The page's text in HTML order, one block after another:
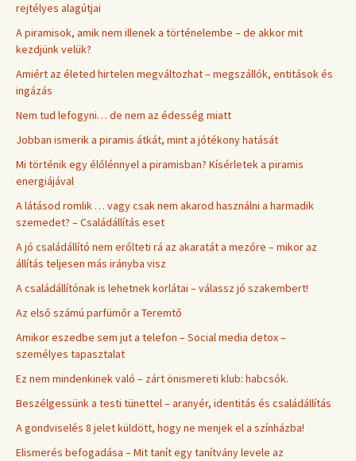
rejtélyes alagútjai
A piramisok, amik nem illenek a történelembe – de akkor mit
kezdjünk velük?
Amiért az életed hirtelen megváltozhat – megszállók, entitások és
ingázás
Nem tud lefogyni… de nem az édesség miatt
Jobban ismerik a piramis átkát, mint a jótékony hatását
Mi történik egy élőlénnyel a piramisban? Kísérletek a piramis
energiájával
A látásod romlik … vagy csak nem akarod használni a harmadik
szemedet? – Családállítás eset
A jó családállító nem erőlteti rá az akaratát a mezőre – mikor az
állítás teljesen más irányba visz
A családállítónak is lehetnek korlátai – válassz jó szakembert!
Az első számú parfümőr a Teremtő
Amikor eszedbe sem jut a telefon – Social media detox –
személyes tapasztalat
Ez nem mindenkinek való – zárt önismereti klub: habcsók.
Beszélgessünk a testi tünettel – aranyér, identitás és családállítás
A gondviselés 8 jelet küldött, hogy ne menjek el a színházba!
Elismerés befogadása – Mit tanít egy tanítvány levele az